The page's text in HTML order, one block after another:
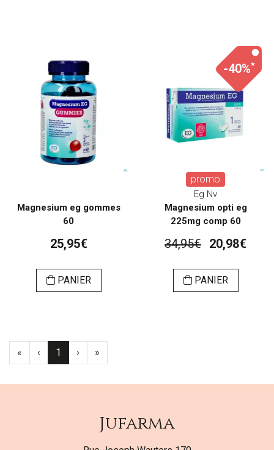
Magnesium eg gommes
60
25,95€
PANIER
-40%*
promo
Eg Nv
Magnesium opti eg
225mg comp 60
34,95€ 20,98€
PANIER
« ‹ 1 › »
Jufarma